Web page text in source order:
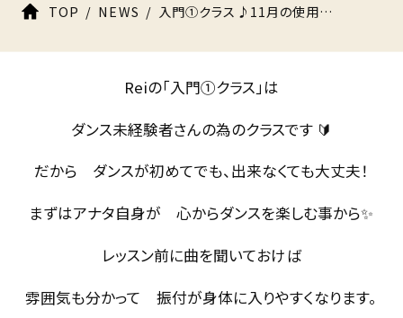
TOP NEWS 入門①クラス♪11月の使用曲♪を紹介します✨
Reiの「入門①クラス」は
ダンス未経験者さんの為のクラスです 🔰
だから ダンスが初めてでも、出来なくても大丈夫！
まずはアナタ自身が 心からダンスを楽しむ事から✨
レッスン前に曲を聞いておけば
雰囲気も分かって 振付が身体に入りやすくなります。